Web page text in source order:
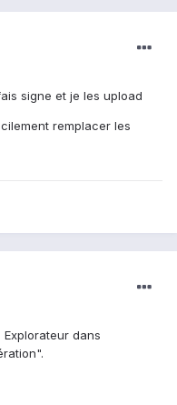
signe et je les upload
remplacer les
dans